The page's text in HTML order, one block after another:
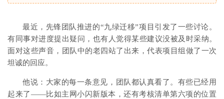
最近，先锋团队推进的“九绿迁移”项目引发了一些讨论。
有同事对进度提出疑问，也有人觉得某些建议没被及时采纳。
面对这些声音，团队中的老四站了出来，代表项目组做了一次
坦诚的回应。
他说：大家的每一条意见，团队都认真看了。有些已经用
起来了——比如主网小闪新版本，还有考核清单第六项的位置